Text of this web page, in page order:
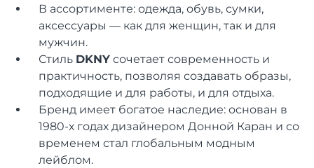
В ассортименте: одежда, обувь, сумки,
аксессуары — как для женщин, так и для
мужчин.
Стиль DKNY сочетает современность и
практичность, позволяя создавать образы,
подходящие и для работы, и для отдыха.
Бренд имеет богатое наследие: основан в
1980-х годах дизайнером Донной Каран и со
временем стал глобальным модным
лейблом.